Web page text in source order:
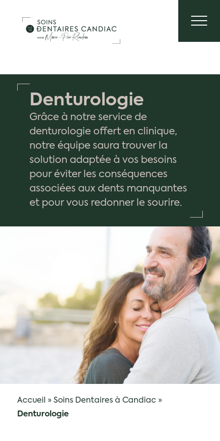
Denturologie
Grâce à notre service de
denturologie offert en clinique,
notre équipe saura trouver la
solution adaptée à vos besoins
pour éviter les conséquences
associées aux dents manquantes
et pour vous redonner le sourire.
Accueil » Soins Dentaires à Candiac »
Denturologie